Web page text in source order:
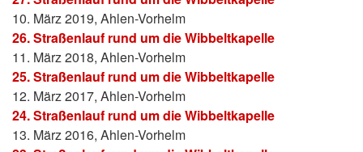
10. März 2019, Ahlen-Vorhelm
26. Straßenlauf rund um die Wibbeltkapelle
11. März 2018, Ahlen-Vorhelm
25. Straßenlauf rund um die Wibbeltkapelle
12. März 2017, Ahlen-Vorhelm
24. Straßenlauf rund um die Wibbeltkapelle
13. März 2016, Ahlen-Vorhelm